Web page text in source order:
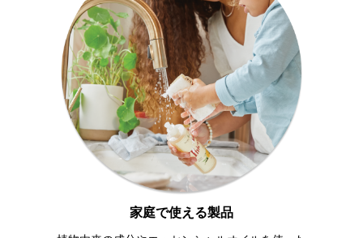
家庭で使える製品